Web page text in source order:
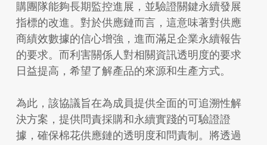
購團隊能夠長期監控進展，並驗證關鍵永續發展
指標的改進。對於供應鏈而言，這意味著對供應
商績效數據的信心增強，進而滿足企業永續報告
的要求。而利害關係人對相關資訊透明度的要求
日益提高，希望了解產品的來源和生產方式。
為此，該協議旨在為成員提供全面的可追溯性解
決方案，提供問責採購和永續實踐的可驗證證
據，確保棉花供應鏈的透明度和問責制。將透過